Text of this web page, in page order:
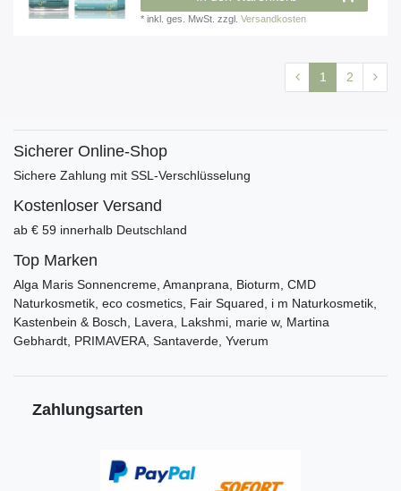
*inkl. ges. MwSt. zzgl.Versandkosten
1 2
Sicherer Online-Shop
Sichere Zahlung mit SSL-Verschlüsselung
Kostenloser Versand
ab € 59 innerhalb Deutschland
Top Marken
Alga Maris Sonnencreme, Amanprana, Bioturm, CMD
Naturkosmetik, eco cosmetics, Fair Squared, i m Naturkosmetik,
Kastenbein & Bosch, Lavera, Lakshmi, marie w, Martina
Gebhardt, PRIMAVERA, Santaverde, Yverum
Zahlungsarten